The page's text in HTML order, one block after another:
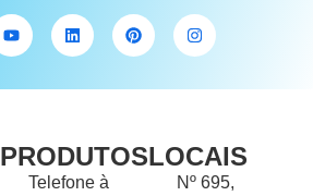
PRODUTOS
Telefone à
LOCAIS
Nº 695,